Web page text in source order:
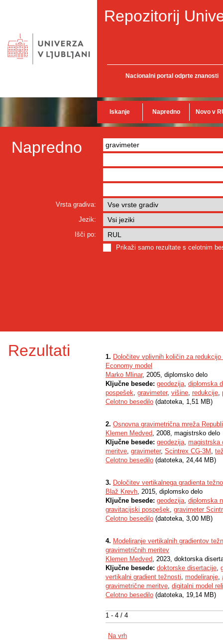
Repozitorij
Nacionalni portal odprte znanosti
Iskanje Napredno Novo v
Napredno
Vrsta gradiva:
Jezik:
Išči po:
Prikaži samo rezultate s celotnim
Rezultati
1 - 4 / 4
1. Določitev vplivnih količin za
Economy model
Marko Mlinar, 2005, diplomsko delo
Ključne besede: geodezija, diplomska
pospešek, gravimeter, višine, redukcije,
Celotno besedilo (datoteka, 1,51 MB)
2. Osnovna gravimetrična mreža
Klemen Medved, 2008, magistrsko delo
Ključne besede: geodezija, magistrska
meritve, gravimeter, Scintrex CG-3M ,
Celotno besedilo (datoteka, 24,44 MB)
3. Določitev vertikalnega gradienta
Blaž Krevh, 2015, diplomsko delo
Ključne besede: geodezija, diplomska
gravitacijski pospešek, gravimeter
Celotno besedilo (datoteka, 3,00 MB)
4. Modeliranje vertikalnih gradientov
gravimetričnih meritev
Klemen Medved, 2023, doktorska
Ključne besede: doktorske disertacije,
vertikalni gradient težnosti, modeliranje,
gravimetrične meritve, digitalni model
Celotno besedilo (datoteka, 19,14 MB)
Na vrh